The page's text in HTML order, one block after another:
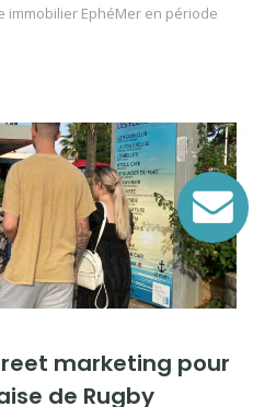
immobilier EphéMer en période
marketing pour
de Rugby